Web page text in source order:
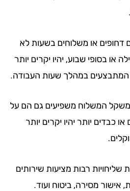
או משלוחים בשעות לא
שבוע, יהיו יקרים יותר
במהלך שעות העבודה.
המשלוח משפיעים גם הם על
יותר יהיו יקרים יותר
רבות מציעות שירותים
מסירה, ביטוח ועוד.